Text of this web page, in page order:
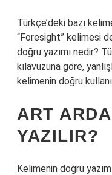
Türkçe’deki bazı
“Foresight” kelimesi
doğru yazımı nedir?
kılavuzuna göre,
kelimenin doğru
ART
YAZILIR?
Kelimenin doğru